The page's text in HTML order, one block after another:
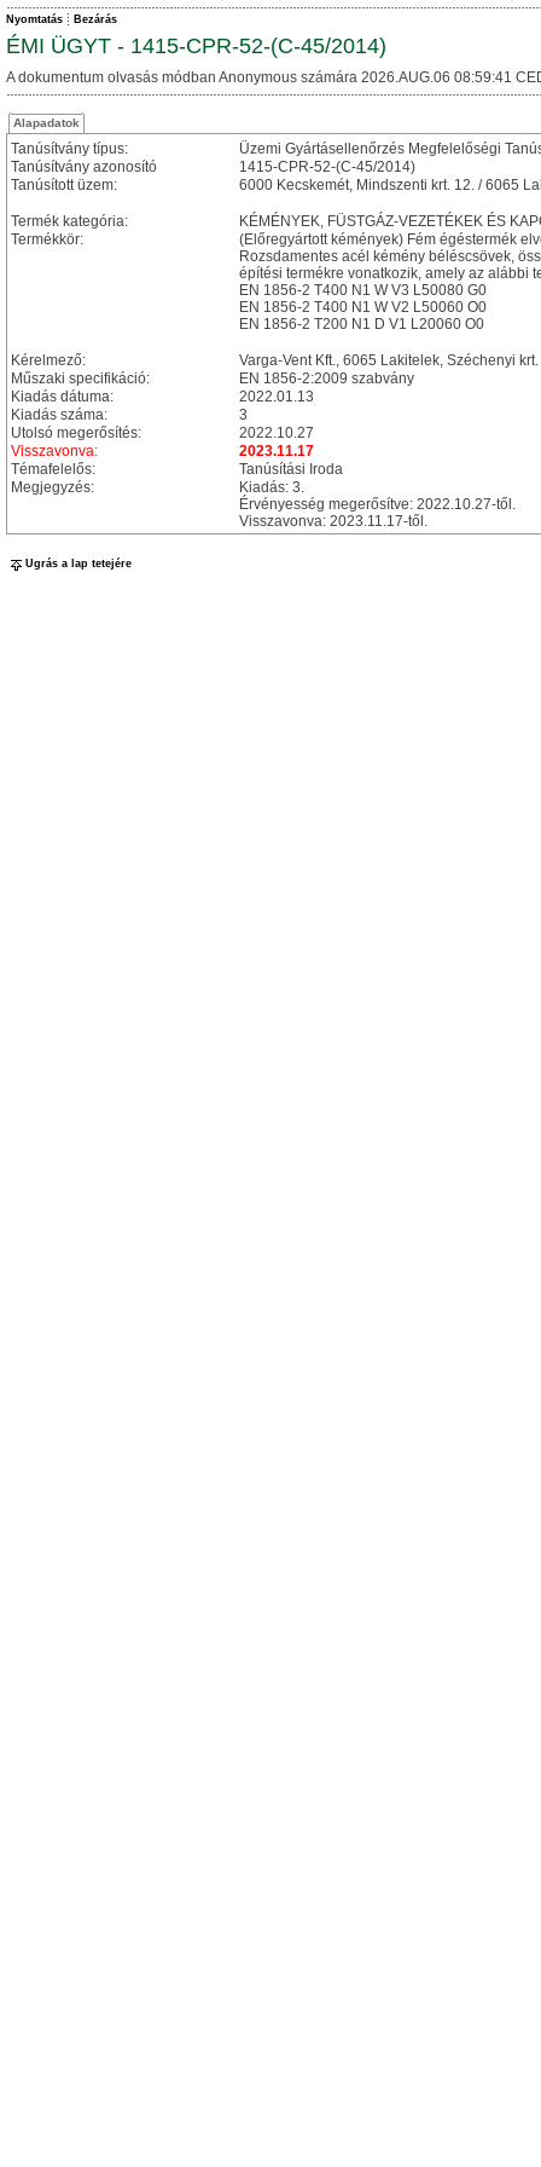
Nyomtatás Bezárás
ÉMI ÜGYT - 1415-CPR-52-(C-45/2014)
A dokumentum olvasás módban Anonymous számára 2026.AUG.06 08:59:41
Alapadatok
Tanúsítvány típus:
Üzemi Gyártásellenőrzés Megfelelőségi
Tanúsítvány azonosító
1415-CPR-52-(C-45/2014)
Tanúsított üzem:
6000 Kecskemét, Mindszenti krt. 12. / 6065
Termék kategória:
KÉMÉNYEK, FÜSTGÁZ-VEZETÉKEK ÉS
Termékkör:
(Előregyártott kémények) Fém égéstermék
Rozsdamentes acél kémény béléscsövek,
építési termékre vonatkozik, amely az alábbi
EN 1856-2 T400 N1 W V3 L50080 G0
EN 1856-2 T400 N1 W V2 L50060 O0
EN 1856-2 T200 N1 D V1 L20060 O0
Kérelmező:
Varga-Vent Kft., 6065 Lakitelek, Széchenyi
Műszaki specifikáció:
EN 1856-2:2009 szabvány
Kiadás dátuma:
2022.01.13
Kiadás száma:
3
Utolsó megerősítés:
2022.10.27
Visszavonva:
2023.11.17
Témafelelős:
Tanúsítási Iroda
Megjegyzés:
Kiadás: 3.
Érvényesség megerősítve: 2022.10.27-től.
Visszavonva: 2023.11.17-től.
Ugrás a lap tetejére